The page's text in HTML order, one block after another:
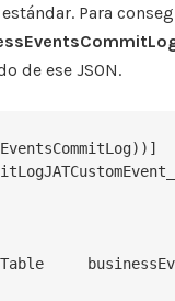
Para
de ese JSON.